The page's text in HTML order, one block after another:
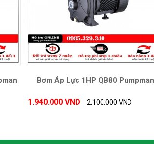
Bơm Áp Lực 1HP QB80 Pumpman
1.940.000 VND 2.100.000 VND